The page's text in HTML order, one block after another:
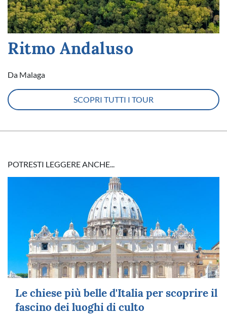
Ritmo Andaluso
Da Malaga
SCOPRI TUTTI I TOUR
POTRESTI LEGGERE ANCHE...
Le chiese più belle d'Italia per scoprire il
fascino dei luoghi di culto